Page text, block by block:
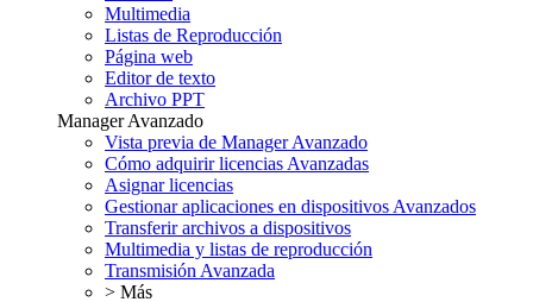
Multimedia
Listas de Reproducción
Página web
Editor de texto
Archivo PPT
Manager Avanzado
Vista previa de Manager Avanzado
Cómo adquirir licencias Avanzadas
Asignar licencias
Gestionar aplicaciones en dispositivos Avanzados
Transferir archivos a dispositivos
Multimedia y listas de reproducción
Transmisión Avanzada
> Más